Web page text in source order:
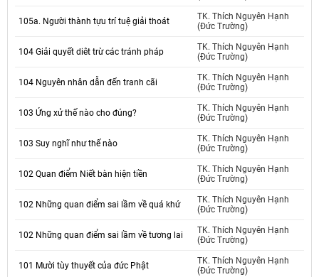
105a. Người thành tựu trí tuệ giải thoát
TK. Thích Nguyên Hạnh
(Đức Trường)
104 Giải quyết diêt trừ các tránh pháp
TK. Thích Nguyên Hạnh
(Đức Trường)
104 Nguyên nhân dẫn đến tranh cãi
TK. Thích Nguyên Hạnh
(Đức Trường)
103 Ứng xử thế nào cho đúng?
TK. Thích Nguyên Hạnh
(Đức Trường)
103 Suy nghĩ như thế nào
TK. Thích Nguyên Hạnh
(Đức Trường)
102 Quan điểm Niết bàn hiện tiền
TK. Thích Nguyên Hạnh
(Đức Trường)
102 Những quan điểm sai lầm về quá khứ
TK. Thích Nguyên Hạnh
(Đức Trường)
102 Những quan điểm sai lầm về tương lai
TK. Thích Nguyên Hạnh
(Đức Trường)
101 Mười tùy thuyết của đức Phật
TK. Thích Nguyên Hạnh
(Đức Trường)